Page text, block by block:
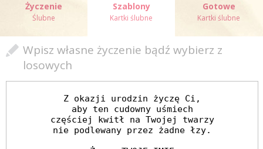
Życzenie
Ślubne
Szablony
Kartki ślubne
Gotowe
Kartki ślubne
Wpisz własne życzenie bądź wybierz z
losowych